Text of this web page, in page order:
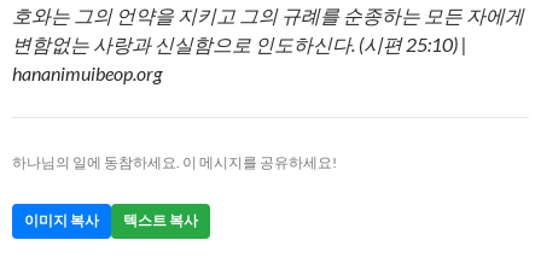
호와는 그의 언약을 지키고 그의 규례를 순종하는 모든 자에게
변함없는 사랑과 신실함으로 인도하신다. (시편 25:10) |
hananimuibeop.org
하나님의 일에 동참하세요. 이 메시지를 공유하세요!
이미지 복사 텍스트 복사